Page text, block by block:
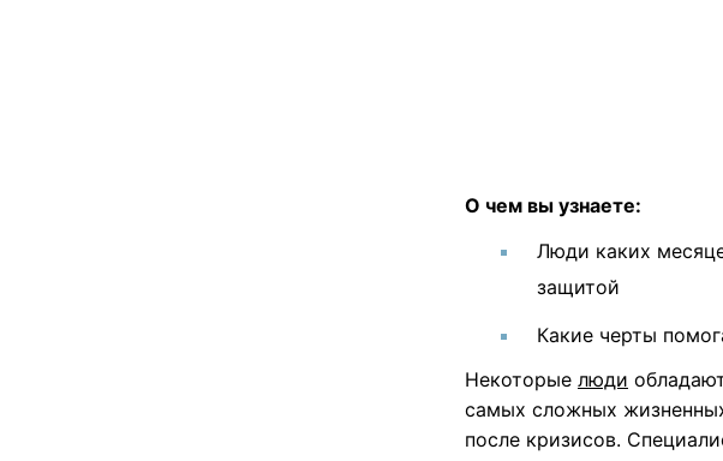
О чем вы узнаете:
Люди каких
защитой
Какие черты
Некоторые люди
самых сложных
после кризисов.